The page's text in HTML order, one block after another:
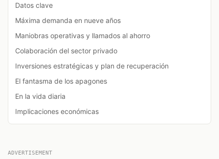
Datos clave
Máxima demanda en nueve años
Maniobras operativas y llamados al ahorro
Colaboración del sector privado
Inversiones estratégicas y plan de recuperación
El fantasma de los apagones
En la vida diaria
Implicaciones económicas
ADVERTISEMENT